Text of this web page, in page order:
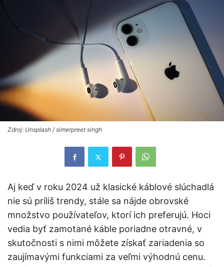
Zdroj: Unsplash / simerpreet singh
Aj keď v roku 2024 už klasické káblové slúchadlá
nie sú príliš trendy, stále sa nájde obrovské
množstvo používateľov, ktorí ich preferujú. Hoci
vedia byť zamotané káble poriadne otravné, v
skutočnosti s nimi môžete získať zariadenia so
zaujímavými funkciami za veľmi výhodnú cenu.